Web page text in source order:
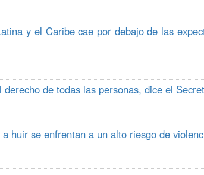
y el Caribe cae por debajo de las
de todas las personas, dice el
huir se enfrentan a un alto riesgo de